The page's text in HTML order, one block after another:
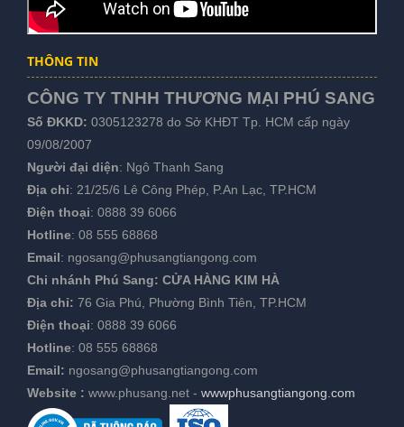
THÔNG TIN
CÔNG TY TNHH THƯƠNG MẠI PHÚ SANG
Số ĐKKD: 0305123278 do Sở KHĐT Tp. HCM cấp ngày
09/08/2007
Người đại diện: Ngô Thanh Sang
Địa chỉ: 21/25/6 Lê Công Phép, P.An Lạc, TP.HCM
Điện thoại: 0888 39 6066
Hotline: 08 555 68868
Email: ngosang@phusangtiangong.com
Chi nhánh Phú Sang: CỬA HÀNG KIM HÀ
Địa chỉ: 76 Gia Phú, Phường Bình Tiên, TP.HCM
Điện thoại: 0888 39 6066
Hotline: 08 555 68868
Email: ngosang@phusangtiangong.com
Website : www.phusang.net - wwwphusangtiangong.com